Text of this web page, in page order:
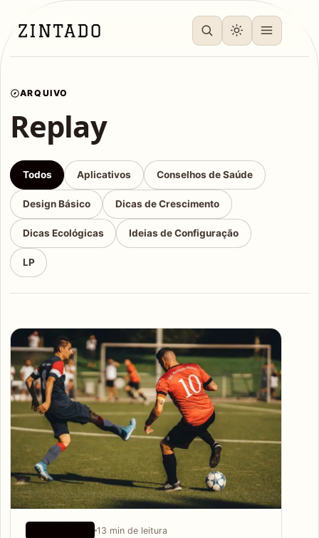
ARQUIVO
Replay
Todos Aplicativos Conselhos de Saúde
Design Básico Dicas de Crescimento
Dicas Ecológicas Ideias de Configuração
LP
Articles
13 min de leitura